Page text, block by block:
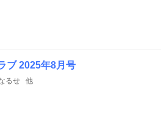
ブ 2025年8月号
るせ 他